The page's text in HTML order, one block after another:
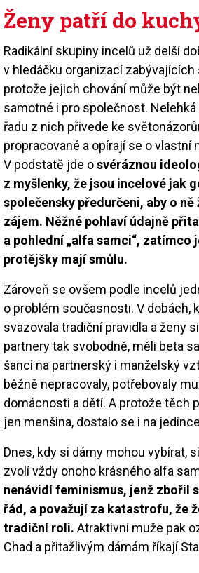
Ženy patří do
Radikální skupiny incelů už delší
v hledáčku organizací
protože jejich chování může být
samotné i pro společnost.
řadu z nich přivede ke
propracované a opírají se o vlastní
V podstatě jde osvéráznou
z myšlenky, že jsou incelové jak
společensky předurčeni, aby o ně
zájem. Něžné pohlaví údajně
a pohlední „alfa samci“, zatímco
protějšky mají smůlu.
Zároveň se ovšem podle incelů
o problém současnosti. V dobách,
svazovala tradiční pravidla a ženy
partnery tak svobodně, měli beta
šanci na partnerský i manželský
běžně nepracovaly, potřebovaly
domácnosti a dětí. A protože těch
jen menšina, dostalo se i na
Dnes, kdy si dámy mohou vybírat,
zvolí vždy onoho krásného alfa
nenávidí feminismus, jenž zbořil
řád, a považují za katastrofu, že
tradiční roli. Atraktivní muže pak
Chad a přitažlivým dámám říkají